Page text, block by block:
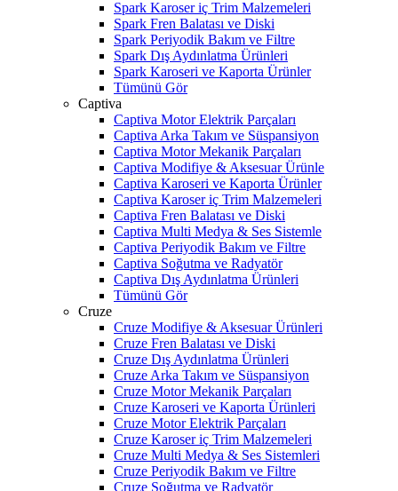
Spark Karoser iç Trim Malzemeleri
Spark Fren Balatası ve Diski
Spark Periyodik Bakım ve Filtre
Spark Dış Aydınlatma Ürünleri
Spark Karoseri ve Kaporta Ürünler
Tümünü Gör
Captiva
Captiva Motor Elektrik Parçaları
Captiva Arka Takım ve Süspansiyon
Captiva Motor Mekanik Parçaları
Captiva Modifiye & Aksesuar Ürünle
Captiva Karoseri ve Kaporta Ürünler
Captiva Karoser iç Trim Malzemeleri
Captiva Fren Balatası ve Diski
Captiva Multi Medya & Ses Sistemle
Captiva Periyodik Bakım ve Filtre
Captiva Soğutma ve Radyatör
Captiva Dış Aydınlatma Ürünleri
Tümünü Gör
Cruze
Cruze Modifiye & Aksesuar Ürünleri
Cruze Fren Balatası ve Diski
Cruze Dış Aydınlatma Ürünleri
Cruze Arka Takım ve Süspansiyon
Cruze Motor Mekanik Parçaları
Cruze Karoseri ve Kaporta Ürünleri
Cruze Motor Elektrik Parçaları
Cruze Karoser iç Trim Malzemeleri
Cruze Multi Medya & Ses Sistemleri
Cruze Periyodik Bakım ve Filtre
Cruze Soğutma ve Radyatör